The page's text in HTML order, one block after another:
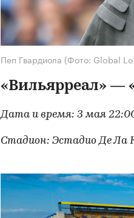
Пеп Гвардиола (Фото: Global
«Вильярреал» —
Дата и время: 3 мая
Стадион: Эстадио Де Ла